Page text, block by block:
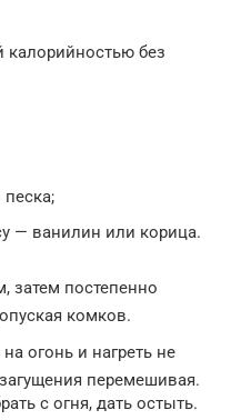
калорийностью без
песка;
— ванилин или корица.
затем постепенно
комков.
огонь и нагреть не
перемешивая.
с огня, дать остыть.